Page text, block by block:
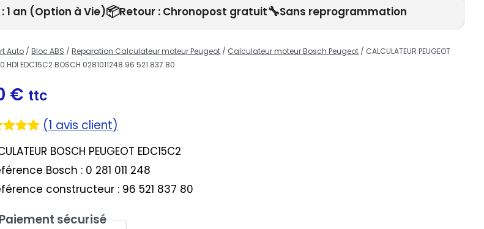
1 an (Option à Vie)📦Retour : Chronopost gratuit🔧Sans reprogrammation
Auto /Bloc ABS /Reparation Calculateur moteur Peugeot / Calculateur moteur Bosch Peugeot / CALCULATEUR PEUGEOT
HDI EDC15C2 BOSCH 0281011248 96 521 837 80
€ ttc
5
sur
(1 avis client)
BOSCH PEUGEOT EDC15C2
Bosch : 0 281 011 248
constructeur : 96 521 837 80
Paiement sécurisé